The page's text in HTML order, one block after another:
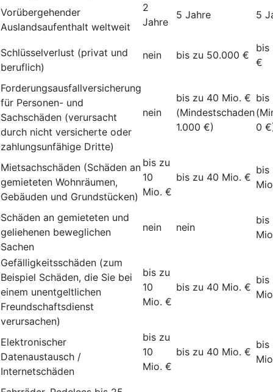
Vorübergehender
Auslandsaufenthalt weltweit
2
Jahre
5 Jahre 5
Schlüsselverlust (privat und
beruflich)
nein bis zu 50.000 €
bis
€
Forderungsausfallversicherung
für Personen- und
Sachschäden (verursacht
durch nicht versicherte oder
zahlungsunfähige Dritte)
nein
bis zu 40 Mio. €
(Mindestschaden
1.000 €)
bis
0
Mietsachschäden (Schäden an
gemieteten Wohnräumen,
Gebäuden und Grundstücken)
bis zu
10
Mio. €
bis zu 40 Mio. €
bis
Schäden an gemieteten und
geliehenen beweglichen
Sachen
nein nein
bis
Gefälligkeitsschäden (zum
Beispiel Schäden, die Sie bei
einem unentgeltlichen
Freundschaftsdienst
verursachen)
bis zu
10
Mio. €
bis zu 40 Mio. €
bis
Elektronischer
Datenaustausch /
Internetschäden
bis zu
10
Mio. €
bis zu 40 Mio. €
bis